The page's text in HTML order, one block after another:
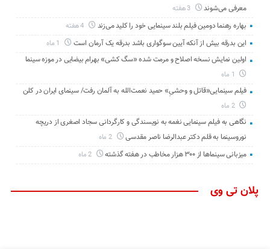
معرفی می‌شوند
3 هفته
بهاره رهنما دومین فیلم بلند سینمایی خود را کلید می‌زند
این بدرقه بیش از آنکه آیین سوگواری باشد بدرقه یک آرمان است
اولین نمایش نسخه اصلاح و مرمت شده «سگ کشی» بهرام بیضایی در موزه سینما
فیلم سینمایی«قاتل و وحشیِ» حمید نعمت‌الله به آلمان رفت/ سینمای ایران در کلن
2 ماه
نگاهی به فیلم سینمایی نغمه به نویسندگی و کارگردانی سجاد اصغری از دریچه
نوروسینما به قلم دکتر عبدالرضا ناصر مقدسی
2 ماه
میزبانی سینماها از ۳۰۰ هزار مخاطب در هفته گذشته 2 ماه
پلان تی وی